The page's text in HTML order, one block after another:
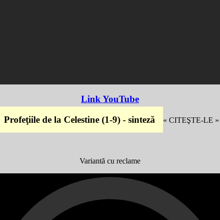
Link YouTube
Profeţiile de la Celestine (1-9) - sinteză
fost descoperite într-un manuscris scris în limba aramaică, la
anul 600 Î.Hr. şi prezice transformări uriaşe în societatea
e de natură religioasă, dar e spirituală.
care s-au succedat au progresat în procesul înţelegerii, au
Variantă cu reclame